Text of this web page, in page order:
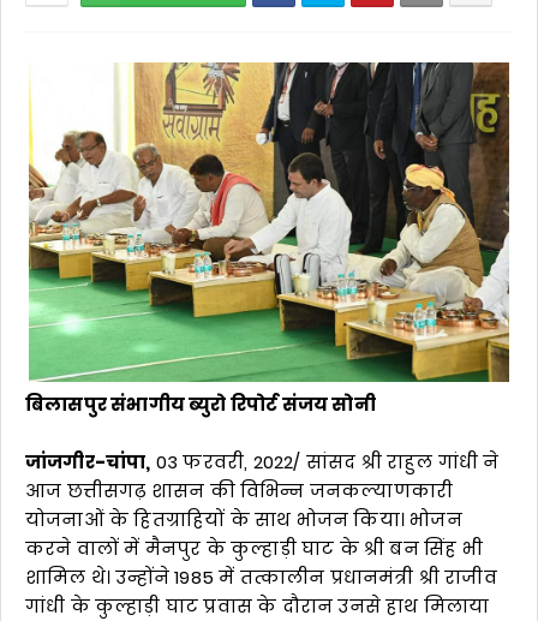
बिलासपुर संभागीय ब्युरो रिपोर्ट संजय सोनी
जांजगीर-चांपा, 03 फरवरी, 2022/ सांसद श्री राहुल गांधी ने
आज छत्तीसगढ़ शासन की विभिन्न जनकल्याणकारी
योजनाओं के हितग्राहियों के साथ भोजन किया। भोजन
करने वालों में मैनपुर के कुल्हाड़ी घाट के श्री बन सिंह भी
शामिल थे। उन्होंने 1985 में तत्कालीन प्रधानमंत्री श्री राजीव
गांधी के कुल्हाड़ी घाट प्रवास के दौरान उनसे हाथ मिलाया